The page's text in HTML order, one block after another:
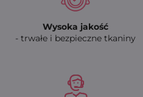
Wysoka jakość
- trwałe i bezpieczne tkaniny